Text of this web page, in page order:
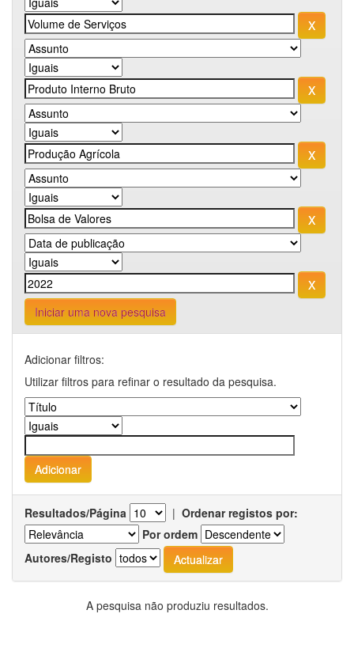
Iniciar uma nova pesquisa
Adicionar filtros:
Utilizar filtros para refinar o resultado da pesquisa.
Resultados/Página | Ordenar registos por:
Por ordem
Autores/Registo
A pesquisa não produziu resultados.